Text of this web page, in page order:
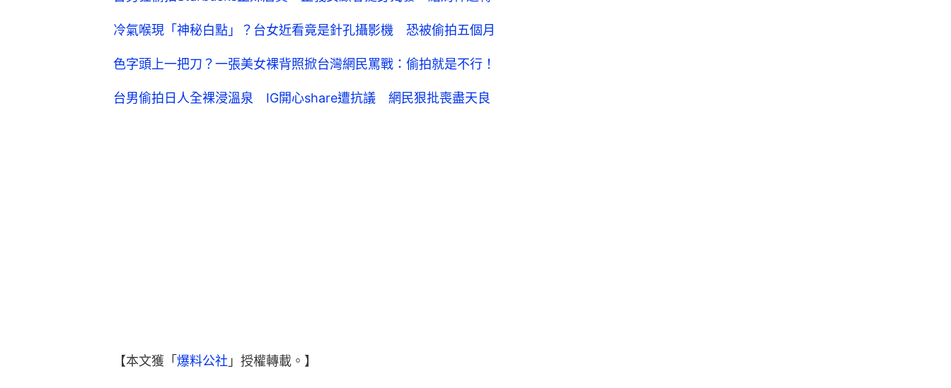
冷氣喉現「神秘白點」？台女近看竟是針孔攝影機 恐被偷拍五個月
色字頭上一把刀？一張美女裸背照掀台灣網民罵戰：偷拍就是不行！
台男偷拍日人全裸浸溫泉 IG開心share遭抗議 網民狠批喪盡天良
【本文獲「 爆料公社 」授權轉載。】